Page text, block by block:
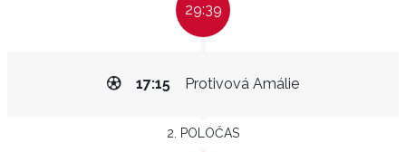
29:39
Protivová Amálie
17:15
2. POLOČAS